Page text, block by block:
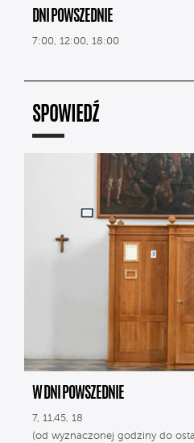
DNI POWSZEDNIE
7:00, 12:00, 18:00
SPOWIEDŹ
W DNI POWSZEDNIE
7, 11.45, 18
(od wyznaczonej godziny do